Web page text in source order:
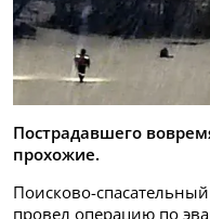
Пострадавшего
прохожие.
Поисково-
провел операцию по